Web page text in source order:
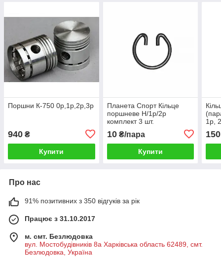
Поршни К-750 0р,1р,2р,3р
940 ₴
Купити
Планета Спорт Кільце
поршневе Н/1р/2р
комплект 3 шт.
10₴/пара
Купити
1р,
150
Про нас
91% позитивних з 350 відгуків за рік
Працює з 31.10.2017
м. смт. Безлюдовка
вул. Мостобудівників 8а Харківська область 62489, смт.
Безлюдовка, Україна